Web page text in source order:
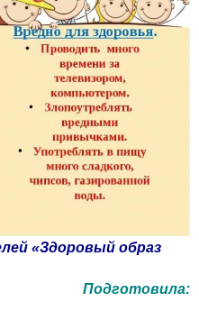
«Здоровый образ
Подготовила: